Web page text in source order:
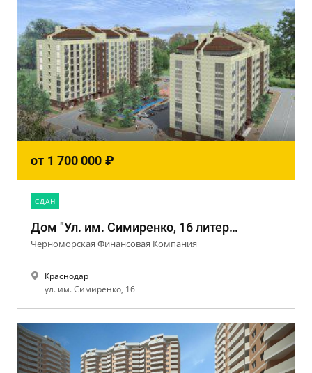
от 1 700 000 ₽
CДАН
Дом "Ул. им. Симиренко, 16 литер 5,6"
Черноморская Финансовая Компания
Краснодар
ул. им. Симиренко, 16